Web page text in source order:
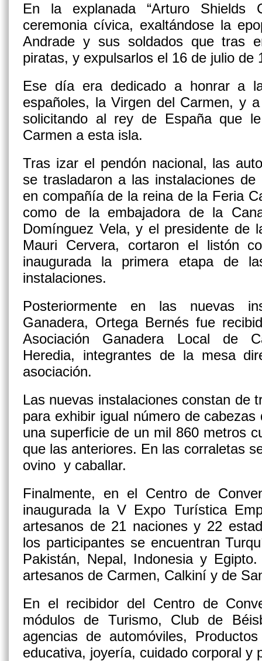
En la explanada “Arturo Shields
ceremonia cívica, exaltándose la
Andrade y sus soldados que tras
piratas, y expulsarlos el 16 de julio de
Ese día era dedicado a honrar a
españoles, la Virgen del Carmen, y
solicitando al rey de España que
Carmen a esta isla.
Tras izar el pendón nacional, las
se trasladaron a las instalaciones
en compañía de la reina de la Feria
como de la embajadora de la
Domínguez Vela, y el presidente de
Mauri Cervera, cortaron el listón
inaugurada la primera etapa de
instalaciones.
Posteriormente en las nuevas
Ganadera, Ortega Bernés fue
Asociación Ganadera Local de
Heredia, integrantes de la mesa
asociación.
Las nuevas instalaciones constan de
para exhibir igual número de
una superficie de un mil 860 metros
que las anteriores. En las corraletas
ovino y caballar.
Finalmente, en el Centro de
inaugurada la V Expo Turística
artesanos de 21 naciones y 22
los participantes se encuentran
Pakistán, Nepal, Indonesia y
artesanos de Carmen, Calkiní y de
En el recibidor del Centro de
módulos de Turismo, Club de
agencias de automóviles,
educativa, joyería, cuidado corporal y